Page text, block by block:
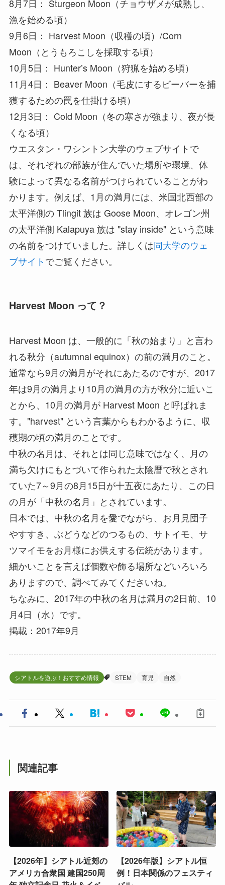
8月7日： Sturgeon Moon（チョウザメが成熟し、
漁を始める頃）
9月6日： Harvest Moon（収穫の頃）/Corn
Moon（とうもろこしを採取する頃）
10月5日： Hunter’s Moon（狩猟を始める頃）
11月4日： Beaver Moon（毛皮にするビーバーを捕
獲するための罠を仕掛ける頃）
12月3日： Cold Moon（冬の寒さが強まり、夜が長
くなる頃）
ウエスタン・ワシントン大学のウェブサイトで
は、それぞれの部族が住んでいた場所や環境、体
験によって異なる名前がつけられていることがわ
かります。例えば、1月の満月には、米国北西部の
太平洋側の Tlingit 族は Goose Moon、オレゴン州
の太平洋側 Kalapuya 族は "stay inside" という意味
の名前をつけていました。詳しくは同大学のウェ
ブサイトでご覧ください。
Harvest Moon って？
Harvest Moon は、一般的に「秋の始まり」と言わ
れる秋分（autumnal equinox）の前の満月のこと。
通常なら9月の満月がそれにあたるのですが、2017
年は9月の満月より10月の満月の方が秋分に近いこ
とから、10月の満月が Harvest Moon と呼ばれま
す。"harvest" という言葉からもわかるように、収
穫期の頃の満月のことです。
中秋の名月は、それとは同じ意味ではなく、月の
満ち欠けにもとづいて作られた太陰暦で秋とされ
ていた7～9月の8月15日が十五夜にあたり、この日
の月が「中秋の名月」とされています。
日本では、中秋の名月を愛でながら、お月見団子
やすすき、ぶどうなどのつるもの、サトイモ、サ
ツマイモをお月様にお供えする伝統があります。
細かいことを言えば個数や飾る場所などいろいろ
ありますので、調べてみてくださいね。
ちなみに、2017年の中秋の名月は満月の2日前、10
月4日（水）です。
掲載：2017年9月
シアトルを遊ぶ！おすすめ情報 STEM 育児 自然
関連記事
【2026年】シアトル近郊の
アメリカ合衆国 建国250周
【2026年版】シアトル恒
例！日本関係のフェスティ